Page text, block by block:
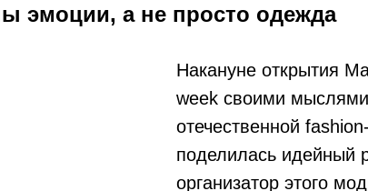
Накануне открытия
week своими
отечественной
поделилась идейный
организатор этого
эмоции, а не просто одежда